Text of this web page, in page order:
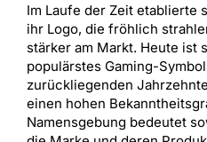
Im Laufe der Zeit etablierte
ihr Logo, die fröhlich
stärker am Markt. Heute ist
populärstes Gaming-
zurückliegenden
einen hohen
Namensgebung bedeutet